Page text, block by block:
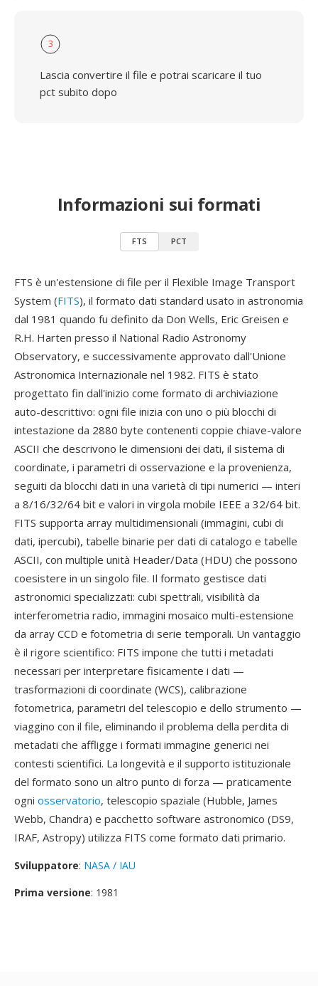
3
Lascia convertire il file e potrai scaricare il tuo
pct subito dopo
Informazioni sui formati
FTS PCT
FTS è un'estensione di file per il Flexible Image Transport
System (FITS), il formato dati standard usato in astronomia
dal 1981 quando fu definito da Don Wells, Eric Greisen e
R.H. Harten presso il National Radio Astronomy
Observatory, e successivamente approvato dall'Unione
Astronomica Internazionale nel 1982. FITS è stato
progettato fin dall'inizio come formato di archiviazione
auto-descrittivo: ogni file inizia con uno o più blocchi di
intestazione da 2880 byte contenenti coppie chiave-valore
ASCII che descrivono le dimensioni dei dati, il sistema di
coordinate, i parametri di osservazione e la provenienza,
seguiti da blocchi dati in una varietà di tipi numerici — interi
a 8/16/32/64 bit e valori in virgola mobile IEEE a 32/64 bit.
FITS supporta array multidimensionali (immagini, cubi di
dati, ipercubi), tabelle binarie per dati di catalogo e tabelle
ASCII, con multiple unità Header/Data (HDU) che possono
coesistere in un singolo file. Il formato gestisce dati
astronomici specializzati: cubi spettrali, visibilità da
interferometria radio, immagini mosaico multi-estensione
da array CCD e fotometria di serie temporali. Un vantaggio
è il rigore scientifico: FITS impone che tutti i metadati
necessari per interpretare fisicamente i dati —
trasformazioni di coordinate (WCS), calibrazione
fotometrica, parametri del telescopio e dello strumento —
viaggino con il file, eliminando il problema della perdita di
metadati che affligge i formati immagine generici nei
contesti scientifici. La longevità e il supporto istituzionale
del formato sono un altro punto di forza — praticamente
ogni osservatorio, telescopio spaziale (Hubble, James
Webb, Chandra) e pacchetto software astronomico (DS9,
IRAF, Astropy) utilizza FITS come formato dati primario.
Sviluppatore: NASA / IAU
Prima versione: 1981